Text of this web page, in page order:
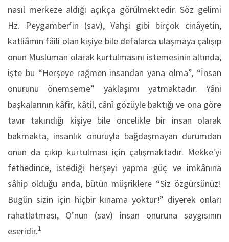
nasıl merkeze aldığı açık­ça görülmektedir. Söz gelimi
Hz. Peygamber’in (sav), Vahşi gibi birçok cinâyetin,
katliâmın fâili olan kişiye bile defalarca ulaşmaya çalışıp
onun Müslüman olarak kurtulmasını istemesinin altında,
işte bu “Herşeye rağmen insandan yana olma”, “İnsan
onurunu önemseme” yaklaşımı yatmaktadır. Yâni
başkaları­nın kâfir, kâtil, cânî gözüyle baktığı ve ona göre
tavır takındığı kişiye bile öncelikle bir insan olarak
bakmakta, in­sanlık onuruyla bağdaşmayan durumdan
onun da çıkıp kurtulması için çalışmaktadır. Mekke'yi
fethedince, istediği herşeyi yapma güç ve imkânına
sâhip olduğu anda, bütün müşriklere “Siz öz­gürsünüz!
Bugün sizin için hiçbir kınama yoktur!” diyerek onları
rahatlatması, O’nun (sav) insan onuruna saygısının
eseridir.1